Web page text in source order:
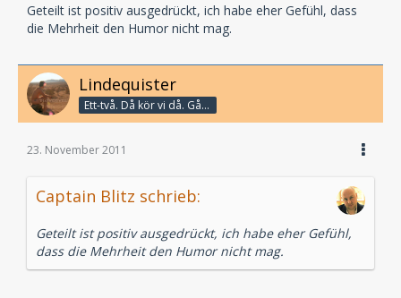
Geteilt ist positiv ausgedrückt, ich habe eher Gefühl, dass
die Mehrheit den Humor nicht mag.
Lindequister
Ett-två. Då kör vi då. Går bandet?
23. November 2011
Captain Blitz schrieb:
Geteilt ist positiv ausgedrückt, ich habe eher Gefühl,
dass die Mehrheit den Humor nicht mag.